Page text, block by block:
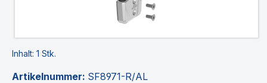
Inhalt: 1 Stk.
Artikelnummer: SF8971-R/AL